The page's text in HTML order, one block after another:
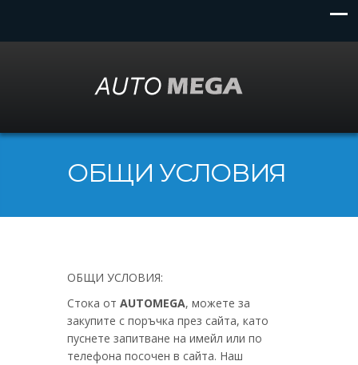
ОБЩИ УСЛОВИЯ
ОБЩИ УСЛОВИЯ:
Стока от AUTOMEGA, можете за
закупите с поръчка през сайта, като
пуснете запитване на имейл или по
телефона посочен в сайта. Наш